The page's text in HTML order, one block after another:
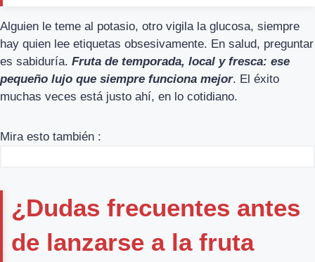
Alguien le teme al potasio, otro vigila la glucosa, siempre
hay quien lee etiquetas obsesivamente. En salud, preguntar
es sabiduría. Fruta de temporada, local y fresca: ese
pequeño lujo que siempre funciona mejor. El éxito
muchas veces está justo ahí, en lo cotidiano.
Mira esto también :
¿Dudas frecuentes antes
de lanzarse a la fruta